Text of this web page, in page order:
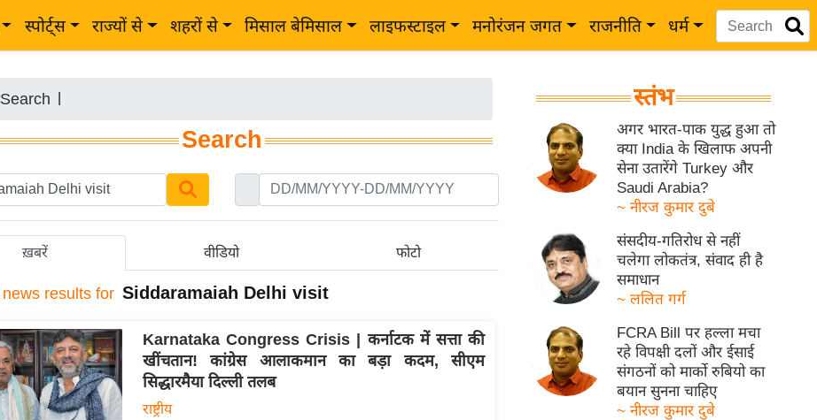
स्पोर्ट्स राज्यों से शहरों से मिसाल बेमिसाल लाइफस्टाइल मनोरंजन जगत राजनीति धर्म
Search
Search
ख़बरें वीडियो फोटो
news results for Siddaramaiah Delhi visit
Karnataka Congress Crisis | कर्नाटक में सत्ता की
खींचतान! कांग्रेस आलाकमान का बड़ा कदम, सीएम
सिद्धारमैया दिल्ली तलब
राष्ट्रीय
स्तंभ
अगर भारत-पाक युद्ध हुआ तो
क्या India के खिलाफ अपनी
सेना उतारेंगे Turkey और
Saudi Arabia?
~ नीरज कुमार दुबे
संसदीय-गतिरोध से नहीं
चलेगा लोकतंत्र, संवाद ही है
समाधान
~ ललित गर्ग
FCRA Bill पर हल्ला मचा
रहे विपक्षी दलों और ईसाई
संगठनों को मार्को रुबियो का
बयान सुनना चाहिए
~ नीरज कुमार दुबे